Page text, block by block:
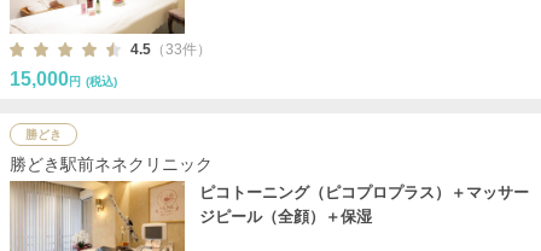
4.5 （33件）
15,000円 (税込)
勝どき
勝どき駅前ネネクリニック
ピコトーニング（ピコプロプラス）＋マッサー
ジピール（全顔）＋保湿